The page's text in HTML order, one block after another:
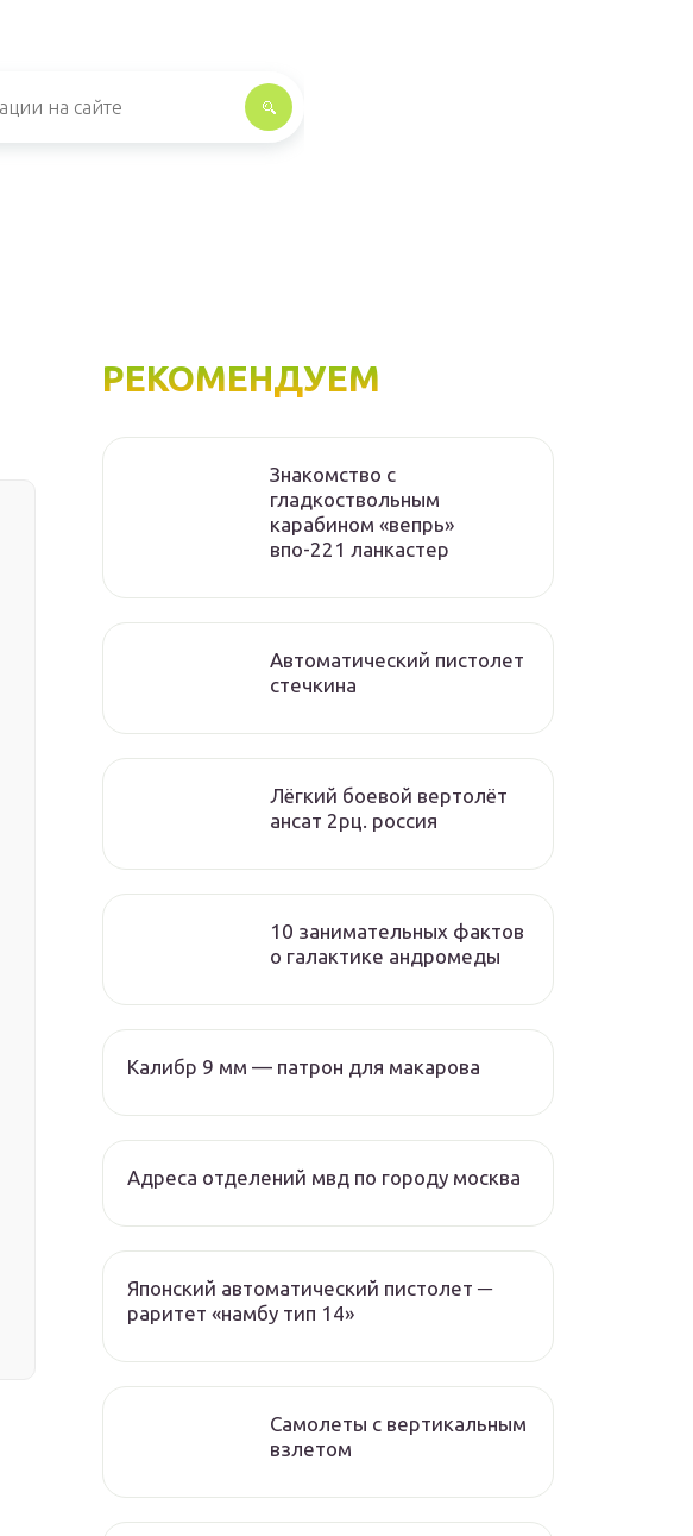
РЕКОМЕНДУЕМ
Знакомство с
гладкоствольным
карабином «вепрь»
впо-221 ланкастер
Автоматический пистолет
стечкина
Лёгкий боевой вертолёт
ансат 2рц. россия
10 занимательных фактов
о галактике андромеды
Калибр 9 мм — патрон для макарова
Адреса отделений мвд по городу москва
Японский автоматический пистолет ─
раритет «намбу тип 14»
Самолеты с вертикальным
взлетом